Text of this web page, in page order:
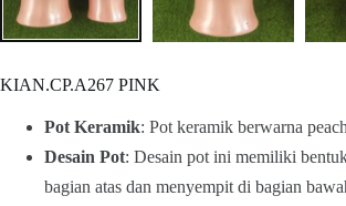
KIAN.CP.A267 PINK
Pot Keramik: Pot keramik berwarna
Desain Pot: Desain pot ini memiliki
bagian atas dan menyempit di bagian